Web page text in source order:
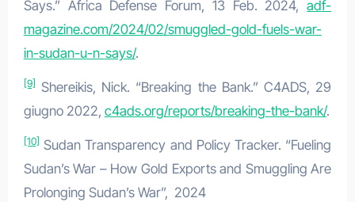
Says.” Africa Defense Forum, 13 Feb. 2024,adf-
magazine.com/2024/02/smuggled-gold-fuels-war-
in-sudan-u-n-says/.
[9] Shereikis, Nick. “Breaking the Bank.” C4ADS, 29
giugno 2022, c4ads.org/reports/breaking-the-bank/.
[10] Sudan Transparency and Policy Tracker. “Fueling
Sudan’s War – How Gold Exports and Smuggling Are
Prolonging Sudan’s War”, 2024